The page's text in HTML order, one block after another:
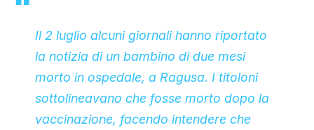
Il 2 luglio alcuni giornali hanno riportato
la notizia di un bambino di due mesi
morto in ospedale, a Ragusa. I titoloni
sottolineavano che fosse morto dopo la
vaccinazione, facendo intendere che